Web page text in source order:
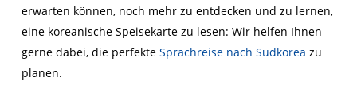
erwarten können, noch mehr zu entdecken und zu lernen,
eine koreanische Speisekarte zu lesen: Wir helfen Ihnen
gerne dabei, die perfekte Sprachreise nach Südkorea zu
planen.